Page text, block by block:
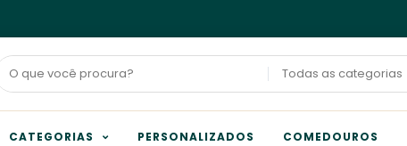
Todas as categorias
CATEGORIAS PERSONALIZADOS COMEDOUROS